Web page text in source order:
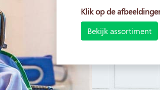
Klik op de
Bekijk assortiment